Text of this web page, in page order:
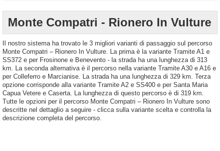
Monte Compatri - Rionero In Vulture
Il nostro sistema ha trovato le 3 migliori varianti di passaggio sul percorso
Monte Compatri – Rionero In Vulture. La prima è la variante Tramite A1 e
SS372 e per Frosinone e Benevento - la strada ha una lunghezza di 313
km. La seconda alternativa è il percorso nella variante Tramite A30 e A16 e
per Colleferro e Marcianise. La strada ha una lunghezza di 329 km. Terza
opzione corrisponde alla variante Tramite A2 e SS400 e per Santa Maria
Capua Vetere e Caserta. La lunghezza di questo percorso è di 319 km.
Tutte le opzioni per il percorso Monte Compatri – Rionero In Vulture sono
descritte nel dettaglio a seguire - clicca sulla variante scelta e controlla la
descrizione completa del percorso.